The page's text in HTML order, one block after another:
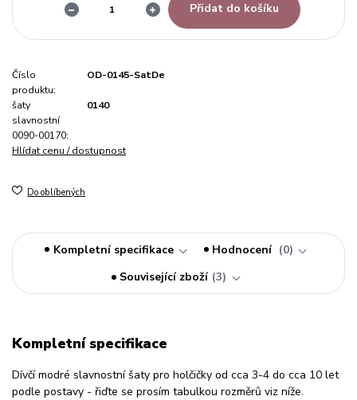
Přidat do košíku
Číslo
produktu:
OD-0145-SatDe
šaty
slavnostní
0090-00170:
0140
Hlídat cenu / dostupnost
Do oblíbených
Kompletní specifikace Hodnocení
0
Související zboží 3
Kompletní specifikace
Dívčí modré slavnostní šaty pro holčičky od cca 3-4 do cca 10 let
podle postavy - řiďte se prosím tabulkou rozměrů viz níže.